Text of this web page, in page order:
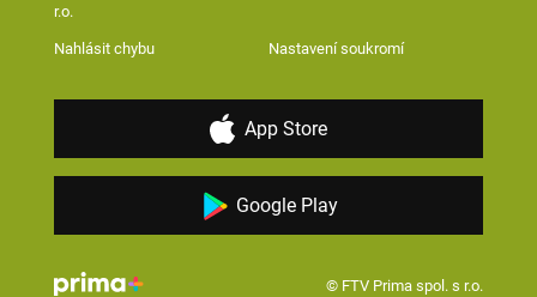
r.o.
Nahlásit chybu Nastavení soukromí
App Store
Google Play
© FTV Prima spol. s r.o.